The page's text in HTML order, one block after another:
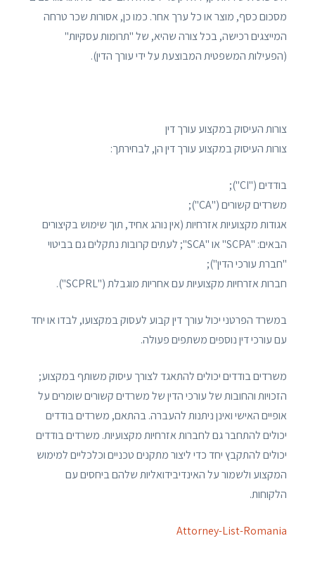
מסכום כסף, מוצר או כל ערך אחר. כמו כן, אסורות שכר טרחה
המייצגים רכישה, בכל צורה שהיא, של "תרומות עסקיות"
(הפעילות המשפטית המבוצעת על ידי עורך הדין).
צורות העיסוק במקצוע עורך דין
צורות העיסוק במקצוע עורך דין הן, לבחירתך:
בודדים ("CI");
משרדים קשורים ("CA");
אגודות מקצועיות אזרחיות (אין נוהג אחיד, תוך שימוש בקיצורים
הבאים: "SCPA" או "SCA"; לעתים קרובות נתקלים גם בביטוי
"חברת עורכי הדין");
חברות אזרחיות מקצועיות עם אחריות מוגבלת ("SCPRL").
במשרד הפרטני יכול עורך דין קבוע לעסוק במקצועו, לבדו או יחד
עם עורכי דין נוספים משתפים פעולה.
משרדים בודדים יכולים להתאגד לצורך עיסוק משותף במקצוע;
הזכויות והחובות של עורכי הדין של משרדים קשורים שומרים על
אופיים האישי ואינן ניתנות להעברה. בהתאם, משרדים בודדים
יכולים להתחבר גם לחברות אזרחיות מקצועיות. משרדים בודדים
יכולים להתקבץ יחד כדי ליצור מתקנים טכניים וכלכליים למימוש
המקצוע ולשמור על האינדיבידואליות שלהם ביחסים עם
הלקוחות.
Attorney-List-Romania